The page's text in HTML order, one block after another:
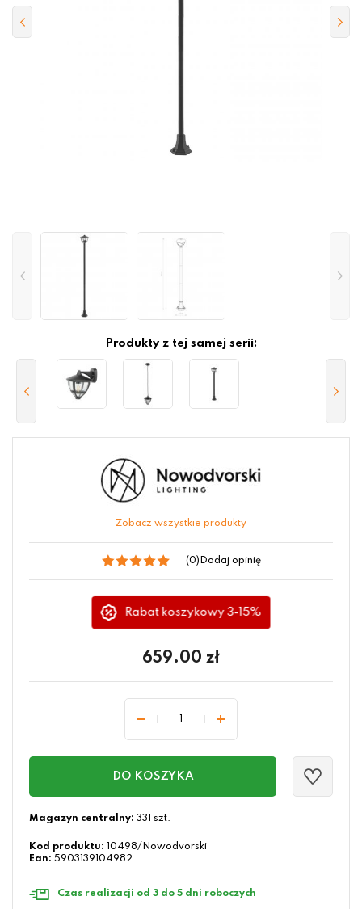
Produkty z tej samej serii:
Zobacz wszystkie produkty
(0) Dodaj opinię
Rabat koszykowy 3-15%
659.00 zł
DO KOSZYKA
Magazyn centralny: 331 szt.
Kod produktu:
10498/Nowodvorski
Ean: 5903139104982
Czas realizacji od 3 do 5 dni roboczych